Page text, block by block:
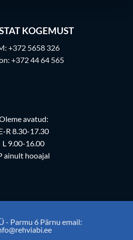
KOGEMUST
+372 5658 326
+372 44 64 565
avatud:
R 8.30-17.30
L 9.00-16.00
ainult hooajal
- Parmu 6 Pärnu email: